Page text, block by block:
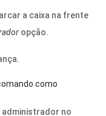
a caixa na frente
opção.
como
administrador no